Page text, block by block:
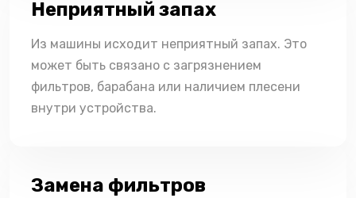
Неприятный запах
Из машины исходит неприятный запах. Это
может быть связано с загрязнением
фильтров, барабана или наличием плесени
внутри устройства.
Замена фильтров